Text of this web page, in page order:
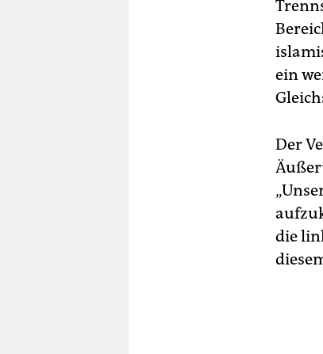
ein
Der
die